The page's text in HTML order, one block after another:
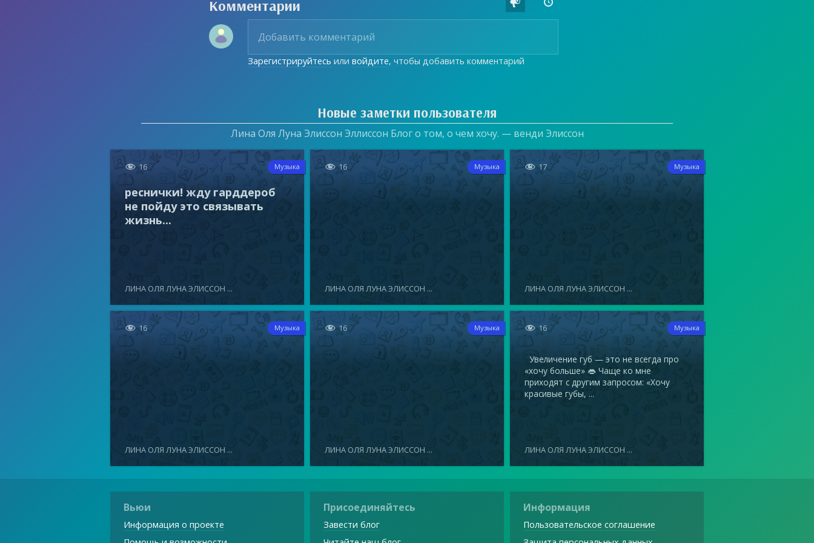
Комментарии
Зарегистрируйтесь иливойдите, чтобы добавить комментарий
Новые заметки пользователя
Лина Оля Луна Элиссон Эллиссон Блог о том, о чем хочу. — венди Элиссон
 16 Музыка
реснички! жду гарддероб
не пойду это связывать
жизнь...
ЛИНА ОЛЯ ЛУНА ЭЛИССОН ...
 16 Музыка
ЛИНА ОЛЯ ЛУНА ЭЛИССОН ...
 17 Музыка
ЛИНА ОЛЯ ЛУНА ЭЛИССОН ...
 16 Музыка
ЛИНА ОЛЯ ЛУНА ЭЛИССОН ...
 16 Музыка
ЛИНА ОЛЯ ЛУНА ЭЛИССОН ...
 16 Музыка
Увеличение губ — это не всегда про
«хочу больше» 👄 Чаще ко мне
приходят с другим запросом: «Хочу
красивые губы, ...
ЛИНА ОЛЯ ЛУНА ЭЛИССОН ...
Вьюи
Информация о проекте
Присоединяйтесь
Завести блог
Информация
Пользовательское соглашение